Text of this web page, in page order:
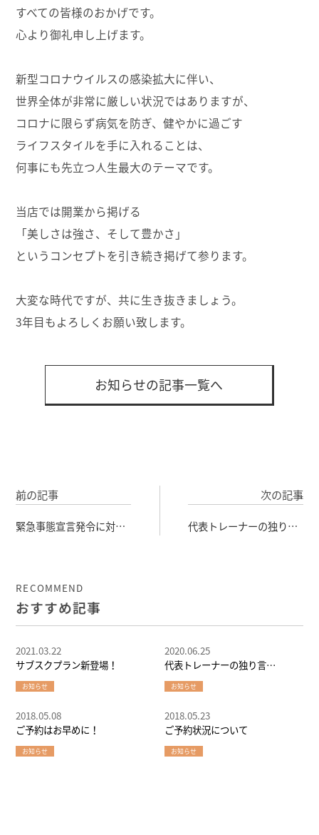
すべての皆様のおかげです。
心より御礼申し上げます。
新型コロナウイルスの感染拡大に伴い、
世界全体が非常に厳しい状況ではありますが、
コロナに限らず病気を防ぎ、健やかに過ごす
ライフスタイルを手に入れることは、
何事にも先立つ人生最大のテーマです。
当店では開業から掲げる
「美しさは強さ、そして豊かさ」
というコンセプトを引き続き掲げて参ります。
大変な時代ですが、共に生き抜きましょう。
3年目もよろしくお願い致します。
お知らせの記事一覧へ
前の記事
緊急事態宣言発令に対す
次の記事
代表トレーナーの独り言
RECOMMEND
おすすめ記事
サブスクプラン新登場！
2021.03.22
お知らせ
代表トレーナーの独り言
（20200625）
2020.06.25
お知らせ
ご予約はお早めに！
2018.05.08
お知らせ
ご予約状況について
2018.05.23
お知らせ